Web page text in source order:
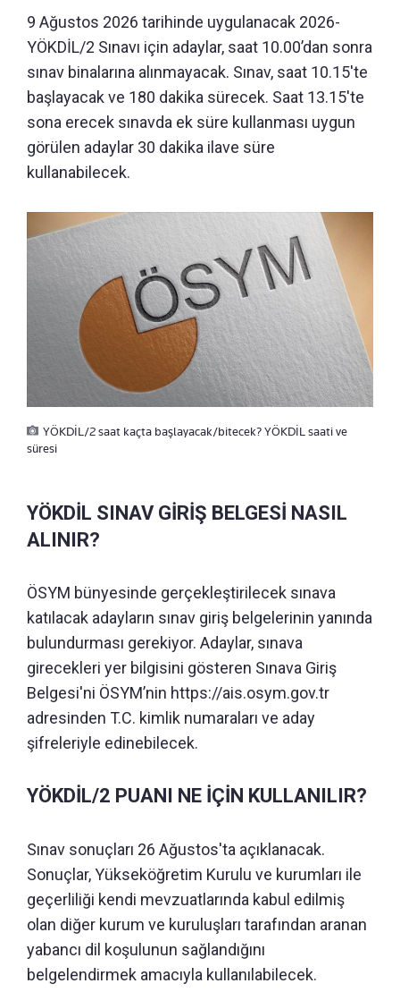
9 Ağustos 2026 tarihinde uygulanacak 2026-
YÖKDİL/2 Sınavı için adaylar, saat 10.00’dan sonra
sınav binalarına alınmayacak. Sınav, saat 10.15'te
başlayacak ve 180 dakika sürecek. Saat 13.15'te
sona erecek sınavda ek süre kullanması uygun
görülen adaylar 30 dakika ilave süre
kullanabilecek.
YÖKDİL/2 saat kaçta başlayacak/bitecek? YÖKDİL saati ve
süresi
YÖKDİL SINAV GİRİŞ BELGESİ NASIL
ALINIR?
ÖSYM bünyesinde gerçekleştirilecek sınava
katılacak adayların sınav giriş belgelerinin yanında
bulundurması gerekiyor. Adaylar, sınava
girecekleri yer bilgisini gösteren Sınava Giriş
Belgesi'ni ÖSYM’nin https://ais.osym.gov.tr
adresinden T.C. kimlik numaraları ve aday
şifreleriyle edinebilecek.
YÖKDİL/2 PUANI NE İÇİN KULLANILIR?
Sınav sonuçları 26 Ağustos'ta açıklanacak.
Sonuçlar, Yükseköğretim Kurulu ve kurumları ile
geçerliliği kendi mevzuatlarında kabul edilmiş
olan diğer kurum ve kuruluşları tarafından aranan
yabancı dil koşulunun sağlandığını
belgelendirmek amacıyla kullanılabilecek.